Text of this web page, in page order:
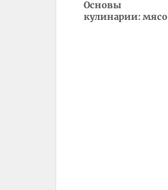
Основы
кулинарии: мясо